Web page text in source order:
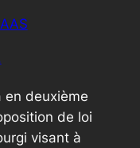
en deuxième
de loi
visant à